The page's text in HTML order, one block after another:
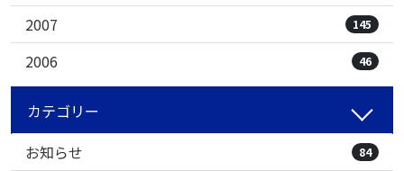
2007 145
2006 46
カテゴリー
お知らせ
84